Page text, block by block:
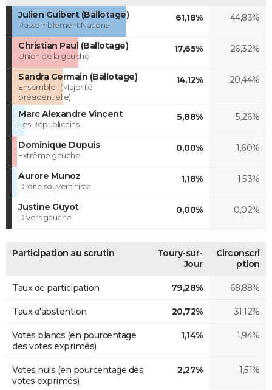
Julien Guibert (Ballotage)
Rassemblement National
61,18% 44,83%
Christian Paul (Ballotage)
Union de la gauche
17,65% 26,32%
Sandra Germain (Ballotage)
Ensemble ! (Majorité
présidentielle)
14,12% 20,44%
Marc Alexandre Vincent
Les Républicains
5,88% 5,26%
Dominique Dupuis
Extrême gauche
0,00% 1,60%
Aurore Munoz
Droite souverainiste
1,18% 1,53%
Justine Guyot
Divers gauche
0,00% 0,02%
Participation au scrutin
Toury-sur-
Jour
Circonscri
ption
Taux de participation 79,28% 68,88%
Taux d'abstention 20,72% 31,12%
Votes blancs (en pourcentage
des votes exprimés)
1,14% 1,94%
Votes nuls (en pourcentage des
votes exprimés)
2,27% 1,51%